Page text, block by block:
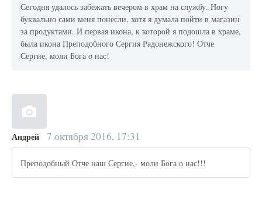
Сегодня удалось забежать вечером в храм на службу. Ногу
буквально сами меня понесли, хотя я думала пойти в магазин
за продуктами. И первая икона, к которой я подошла в храме,
была икона Преподобного Сергия Радонежского! Отче
Сергие, моли Бога о нас!
Андрей 7 октября 2016, 17:31
Преподобный Отче наш Сергие,- моли Бога о нас!!!